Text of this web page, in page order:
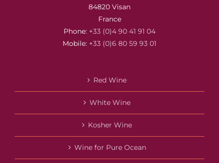
84820 Visan
France
Phone: +33 (0)4 90 41 91 04
Mobile: +33 (0)6 80 59 93 01
Red Wine
White Wine
Kosher Wine
Wine for Pure Ocean